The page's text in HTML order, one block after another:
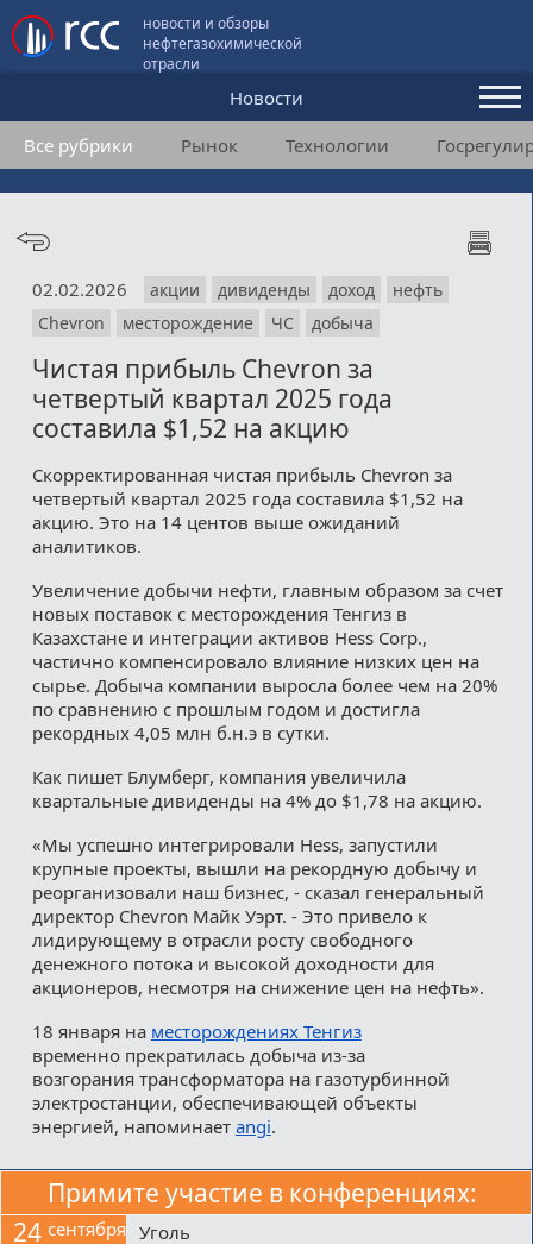
новости и обзоры
нефтегазохимической
отрасли
Новости
Аналитика и мнения
Конференции
Подписка
Пользовательское соглашение
Медиакит
Контакты
Все рубрики Рынок Технологии
02.02.2026 акции дивиденды доход
нефть
Chevron
месторождение ЧС добыча
Чистая прибыль Chevron за
четвертый квартал 2025 года
составила $1,52 на акцию
Скорректированная чистая прибыль Chevron за
четвертый квартал 2025 года составила $1,52 на
акцию. Это на 14 центов выше ожиданий
аналитиков.
Увеличение добычи нефти, главным образом за счет
новых поставок с месторождения Тенгиз в
Казахстане и интеграции активов Hess Corp.,
частично компенсировало влияние низких цен на
сырье. Добыча компании выросла более чем на 20%
по сравнению с прошлым годом и достигла
рекордных 4,05 млн б.н.э в сутки.
Как пишет Блумберг, компания увеличила
квартальные дивиденды на 4% до $1,78 на акцию.
«Мы успешно интегрировали Hess, запустили
крупные проекты, вышли на рекордную добычу и
реорганизовали наш бизнес, - сказал генеральный
директор Chevron Майк Уэрт. - Это привело к
лидирующему в отрасли росту свободного
денежного потока и высокой доходности для
акционеров, несмотря на снижение цен на нефть».
18 января на месторождениях Тенгиз
временно прекратилась добыча из-за
возгорания трансформатора на газотурбинной
электростанции, обеспечивающей объекты
энергией, напоминает angi.
Примите участие в конференциях:
24 сентября Уголь